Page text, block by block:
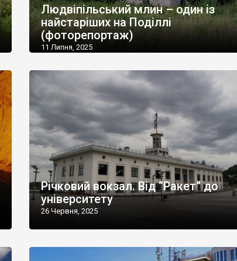
Людвіпільський млин – один із
найстаріших на Поділлі
(фоторепортаж)
11 Липня, 2025
Річковий вокзал. Від “Ракет” до
університету
26 Червня, 2025